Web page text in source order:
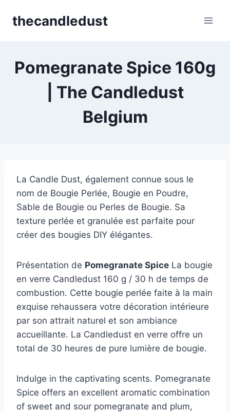
thecandledust
Pomegranate Spice 160g
| The Candledust
Belgium
La Candle Dust, également connue sous le
nom de Bougie Perlée, Bougie en Poudre,
Sable de Bougie ou Perles de Bougie. Sa
texture perlée et granulée est parfaite pour
créer des bougies DIY élégantes.
Présentation de Pomegranate Spice La bougie
en verre Candledust 160 g / 30 h de temps de
combustion. Cette bougie perlée faite à la main
exquise rehaussera votre décoration intérieure
par son attrait naturel et son ambiance
accueillante. La Candledust en verre offre un
total de 30 heures de pure lumière de bougie.
Indulge in the captivating scents. Pomegranate
Spice offers an excellent aromatic combination
of sweet and sour pomegranate and plum,